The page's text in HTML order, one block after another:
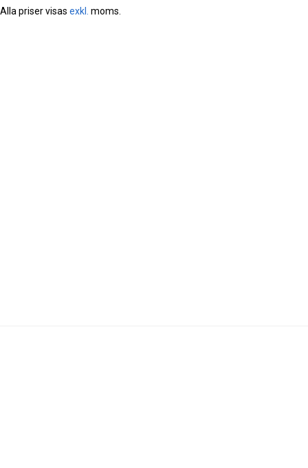
Alla priser visas exkl. moms.